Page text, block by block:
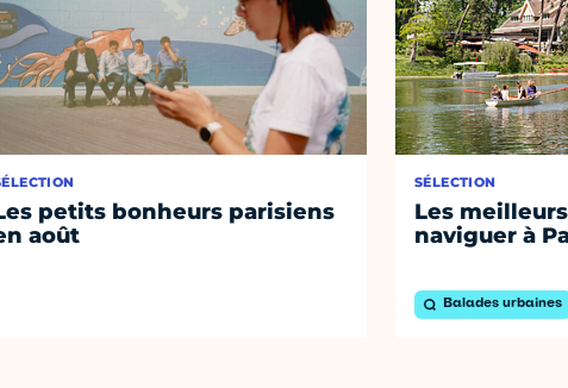
petits bonheurs parisiens
août
SÉLECTION
Les
naviguer à
Balades urbaines